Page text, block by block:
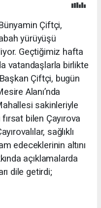
Çiftçi,
yürüyüşü
Geçtiğimiz hafta
vatandaşlarla birlikte
Çiftçi, bugün
Alanı’nda
sakinleriyle
bilen Çayırova
sağlıklı
edeceklerinin altını
açıklamalarda
dile getirdi;